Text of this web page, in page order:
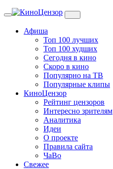
Toggle
Афиша
Топ 100 лучших
Топ 100 худших
Сегодня в кино
Скоро в кино
Популярно на ТВ
Популярные клипы
КиноЦензор
Рейтинг цензоров
Интересно зрителям
Аналитика
Идеи
О проекте
Правила сайта
ЧаВо
Свежее